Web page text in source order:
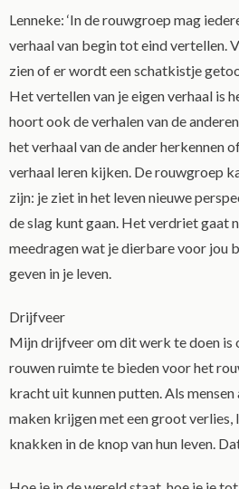
Lenneke: ‘In de rouwgroep mag
verhaal van begin tot eind vertellen.
zien of er wordt een schatkistje
Het vertellen van je eigen verhaal is
hoort ook de verhalen van de
het verhaal van de ander herkennen
verhaal leren kijken. De rouwgroep
zijn: je ziet in het leven nieuwe
de slag kunt gaan. Het verdriet gaat
meedragen wat je dierbare voor jou
geven in je leven.
Drijfveer
Mijn drijfveer om dit werk te doen is
rouwen ruimte te bieden voor het
kracht uit kunnen putten. Als
maken krijgen met een groot verlies,
knakken in de knop van hun leven.